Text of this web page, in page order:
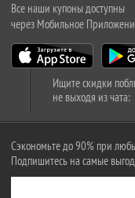
Все наши купоны доступны
через Мобильное
Ищите скидки
не выходя из чата:
Сэкономьте до 90% при
Подпишитесь на самые